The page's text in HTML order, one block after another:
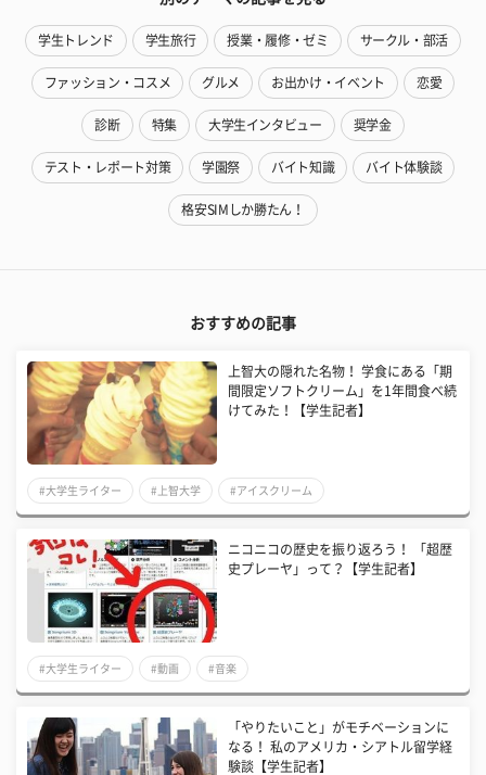
学生トレンド 学生旅行 授業・履修・ゼミ サークル・部活
ファッション・コスメ グルメ お出かけ・イベント 恋愛
診断 特集 大学生インタビュー 奨学金
テスト・レポート対策 学園祭 バイト知識 バイト体験談
格安SIMしか勝たん！
おすすめの記事
上智大の隠れた名物！ 学食にある「期
間限定ソフトクリーム」を1年間食べ続
けてみた！【学生記者】
#大学生ライター #上智大学 #アイスクリーム
ニコニコの歴史を振り返ろう！ 「超歴
史プレーヤ」って？【学生記者】
#大学生ライター #動画 #音楽
「やりたいこと」がモチベーションに
なる！ 私のアメリカ・シアトル留学経
験談【学生記者】